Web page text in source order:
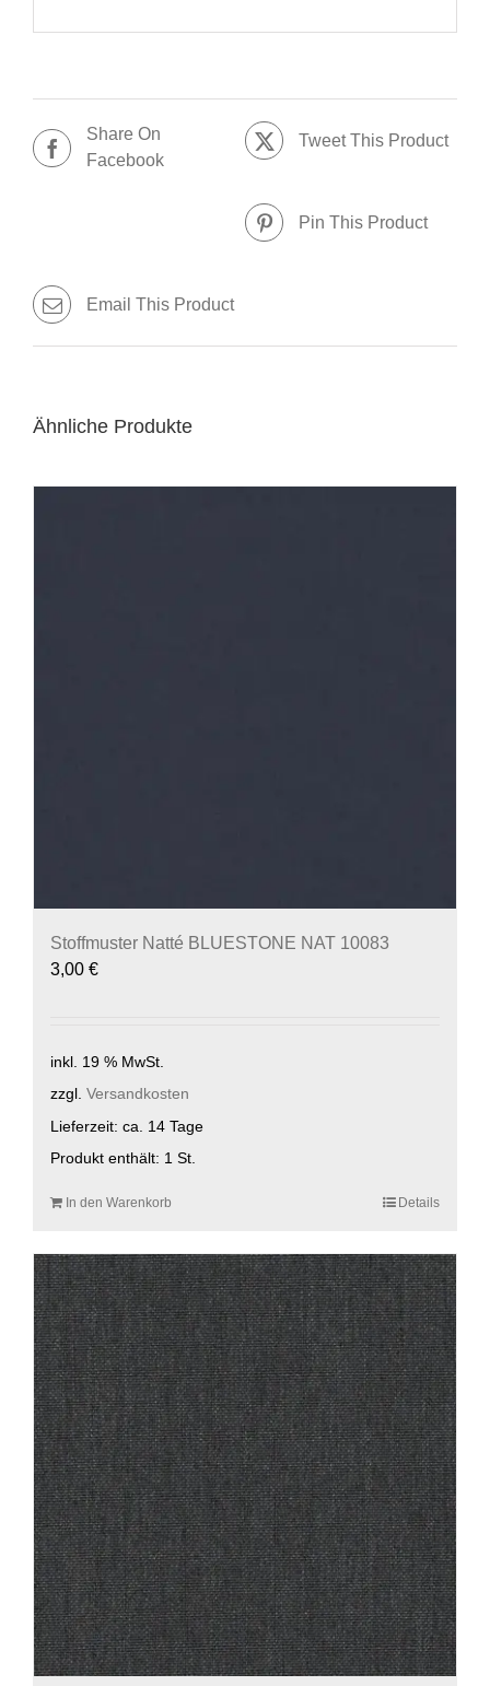
Share On
Facebook
Tweet This Product
Pin This Product
Email This Product
Ähnliche Produkte
Stoffmuster Natté BLUESTONE NAT 10083
3,00 €
inkl. 19 % MwSt.
zzgl. Versandkosten
Lieferzeit: ca. 14 Tage
Produkt enthält: 1 St.
In den Warenkorb Details